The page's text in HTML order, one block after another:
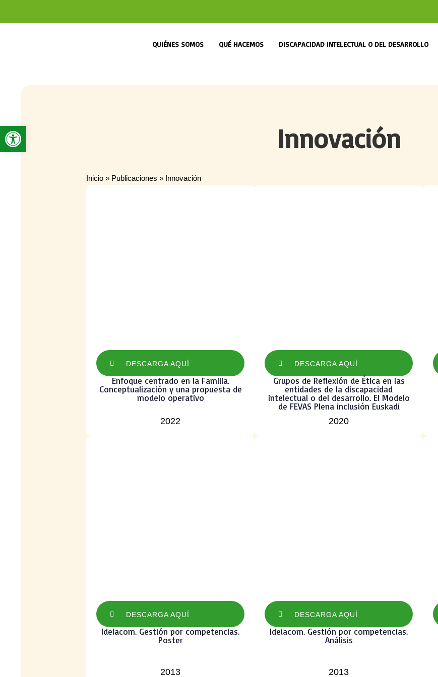
QUIÉNES SOMOS QUÉ HACEMOS DISCAPACIDAD INTELECTUAL O DEL DESARROLLO
Innovación
Inicio » Publicaciones » Innovación
DESCARGA AQUÍ
Enfoque centrado en la Familia.
Conceptualización y una propuesta de
modelo operativo
2022
DESCARGA AQUÍ
Grupos de Reflexión de Ética en las
entidades de la discapacidad
intelectual o del desarrollo. El Modelo
de FEVAS Plena inclusión Euskadi
2020
DESCARGA AQUÍ
Ideiacom. Gestión por competencias.
Poster
2013
DESCARGA AQUÍ
Ideiacom. Gestión por competencias.
Análisis
2013
Abrir barra de herramientas